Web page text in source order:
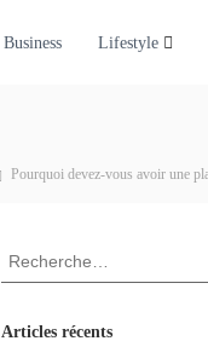
Business Lifestyle
Pourquoi devez-vous avoir une
R
h
Articles récents